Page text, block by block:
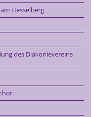
Hesselberg
des Diakonievereins